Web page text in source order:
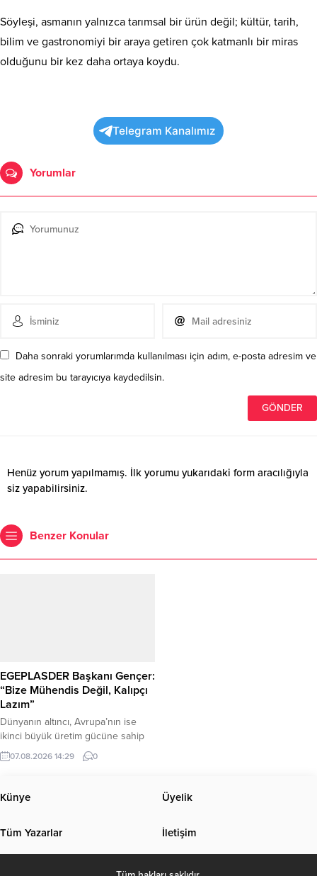
Söyleşi, asmanın yalnızca tarımsal bir ürün değil; kültür, tarih,
bilim ve gastronomiyi bir araya getiren çok katmanlı bir miras
olduğunu bir kez daha ortaya koydu.
Telegram Kanalımız
Yorumlar
Daha sonraki yorumlarımda kullanılması için adım, e-posta adresim ve
site adresim bu tarayıcıya kaydedilsin.
Henüz yorum yapılmamış. İlk yorumu yukarıdaki form aracılığıyla
siz yapabilirsiniz.
Benzer Konular
EGEPLASDER Başkanı Gençer:
“Bize Mühendis Değil, Kalıpçı
Lazım”
Dünyanın altıncı, Avrupa’nın ise
ikinci büyük üretim gücüne sahip
olan Türk plastik sektöründe
yaşanan nitelikli ara eleman sıkıntısı
Derneği (EGEPLASDER) Yönetim
Kurulu, sanayideki teknik personel
toplantısını Bornova Mazhar Zorlu
07.08.2026 14:29 0
Künye Üyelik
Tüm Yazarlar İletişim